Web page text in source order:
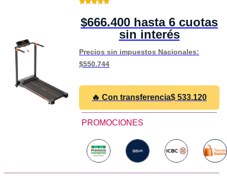
$666.400 hasta 6 cuotas
sin interés
Precios sin impuestos Nacionales:
$550.744
🔥 Con transferencia$ 533.120
PROMOCIONES